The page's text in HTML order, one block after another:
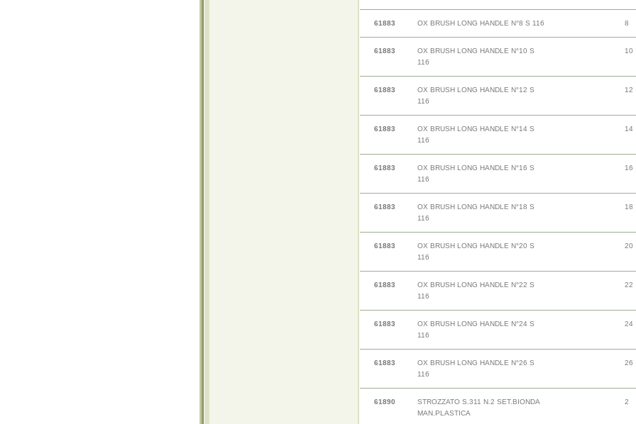
61883 OX BRUSH LONG HANDLE N°8 S 116 8
61883
OX BRUSH LONG HANDLE N°10 S
116
10
61883
OX BRUSH LONG HANDLE N°12 S
116
12
61883
OX BRUSH LONG HANDLE N°14 S
116
14
61883
OX BRUSH LONG HANDLE N°16 S
116
16
61883
OX BRUSH LONG HANDLE N°18 S
116
18
61883
OX BRUSH LONG HANDLE N°20 S
116
20
61883
OX BRUSH LONG HANDLE N°22 S
116
22
61883
OX BRUSH LONG HANDLE N°24 S
116
24
61883
OX BRUSH LONG HANDLE N°26 S
116
26
61890
STROZZATO S.311 N.2 SET.BIONDA
MAN.PLASTICA
2